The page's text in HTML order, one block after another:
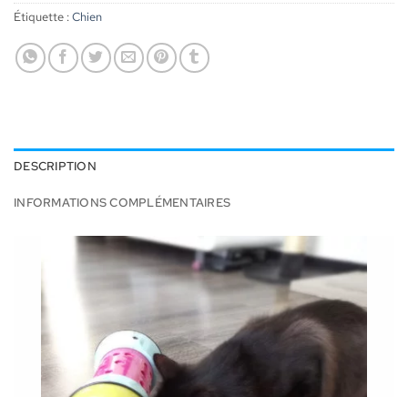
Étiquette :Chien
DESCRIPTION
INFORMATIONS COMPLÉMENTAIRES